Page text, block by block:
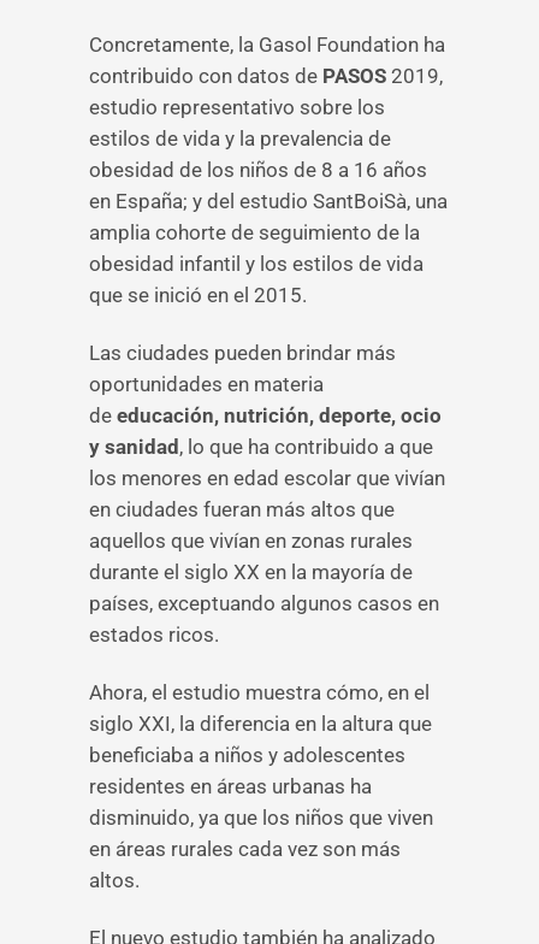
Concretamente, la Gasol Foundation ha
contribuido con datos de PASOS 2019,
estudio representativo sobre los
estilos de vida y la prevalencia de
obesidad de los niños de 8 a 16 años
en España; y del estudio SantBoiSà, una
amplia cohorte de seguimiento de la
obesidad infantil y los estilos de vida
que se inició en el 2015.
Las ciudades pueden brindar más
oportunidades en materia
de educación, nutrición, deporte, ocio
y sanidad , lo que ha contribuido a que
los menores en edad escolar que vivían
en ciudades fueran más altos que
aquellos que vivían en zonas rurales
durante el siglo XX en la mayoría de
países, exceptuando algunos casos en
estados ricos.
Ahora, el estudio muestra cómo, en el
siglo XXI, la diferencia en la altura que
beneficiaba a niños y adolescentes
residentes en áreas urbanas ha
disminuido, ya que los niños que viven
en áreas rurales cada vez son más
altos.
El nuevo estudio también ha analizado